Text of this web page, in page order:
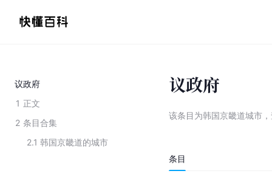
议政府
1 正文
2 条目合集
2.1 韩国京畿道的城市
议政府
该条目为韩国京畿道城市 ，
条目